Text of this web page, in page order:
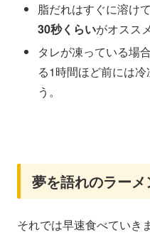
脂だれはすぐに溶け
30秒くらいがオスス
タレが凍っている場
る1時間ほど前には
う。
夢を語れのラー
それでは早速食べていき